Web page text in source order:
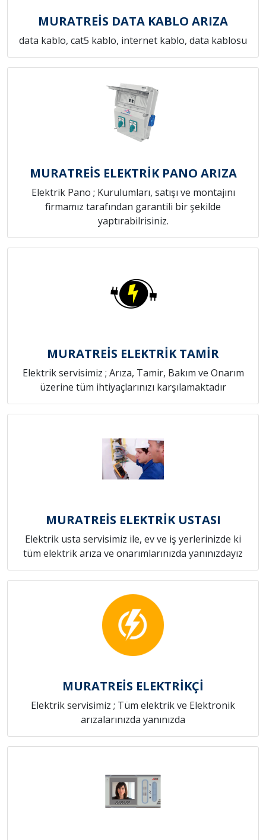
MURATREİS DATA KABLO ARIZA
data kablo, cat5 kablo, internet kablo, data kablosu
MURATREİS ELEKTRİK PANO ARIZA
Elektrik Pano ; Kurulumları, satışı ve montajını
firmamız tarafından garantili bir şekilde
yaptırabilrisiniz.
MURATREİS ELEKTRİK TAMİR
Elektrik servisimiz ; Arıza, Tamir, Bakım ve Onarım
üzerine tüm ihtiyaçlarınızı karşılamaktadır
MURATREİS ELEKTRİK USTASI
Elektrik usta servisimiz ile, ev ve iş yerlerinizde ki
tüm elektrik arıza ve onarımlarınızda yanınızdayız
MURATREİS ELEKTRİKÇİ
Elektrik servisimiz ; Tüm elektrik ve Elektronik
arızalarınızda yanınızda